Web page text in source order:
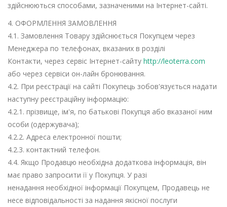
здійснюються способами, зазначеними на Інтернет-сайті.
4. ОФОРМЛЕННЯ ЗАМОВЛЕННЯ
4.1. Замовлення Товару здійснюється Покупцем через
Менеджера по телефонах, вказаних в розділі
Контакти, через сервіс Інтернет-сайту http://leoterra.com
або через сервіси он-лайн бронювання.
4.2. При реєстрації на сайті Покупець зобов'язується надати
наступну реєстраційну інформацію:
4.2.1. прізвище, ім'я, по батькові Покупця або вказаної ним
особи (одержувача);
4.2.2. Адреса електронної пошти;
4.2.3. контактний телефон.
4.4. Якщо Продавцю необхідна додаткова інформація, він
має право запросити її у Покупця. У разі
ненадання необхідної інформації Покупцем, Продавець не
несе відповідальності за надання якісної послуги